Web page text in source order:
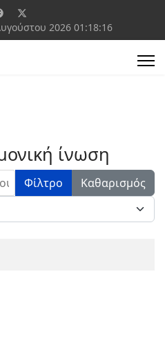
2026 01:18:16
ίνωση
Φίλτρο
Καθαρισμός